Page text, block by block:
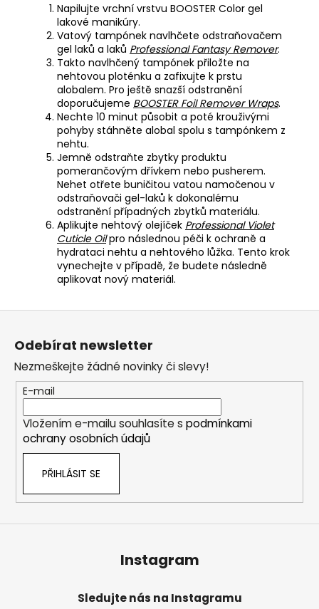
Napilujte vrchní vrstvu BOOSTER Color gel
lakové manikúry.
Vatový tampónek navlhčete odstraňovačem
gel laků a laků Professional Fantasy Remover.
Takto navlhčený tampónek přiložte na
nehtovou ploténku a zafixujte k prstu
alobalem. Pro ještě snazší odstranění
doporučujeme BOOSTER Foil Remover Wraps.
Nechte 10 minut působit a poté krouživými
pohyby stáhněte alobal spolu s tampónkem z
nehtu.
Jemně odstraňte zbytky produktu
pomerančovým dřívkem nebo pusherem.
Nehet otřete buničitou vatou namočenou v
odstraňovači gel-laků k dokonalému
odstranění případných zbytků materiálu.
Aplikujte nehtový olejíček Professional Violet
Cuticle Oilpro následnou péči k ochraně a
hydrataci nehtu a nehtového lůžka. Tento krok
vynechejte v případě, že budete následně
aplikovat nový materiál.
Z
Odebírat newsletter
Nezmeškejte žádné novinky či slevy!
E-mail
Vložením e-mailu souhlasíte s podmínkami
ochrany osobních údajů
PŘIHLÁSIT SE
Instagram
Sledujte nás na Instagramu